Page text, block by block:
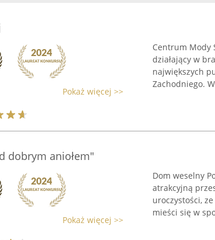
Pokaż więcej >>
Centrum Mody
działający w
największych
Zachodniego.
dobrym aniołem"
Pokaż więcej >>
Dom weselny
atrakcyjną
uroczystości,
mieści się w